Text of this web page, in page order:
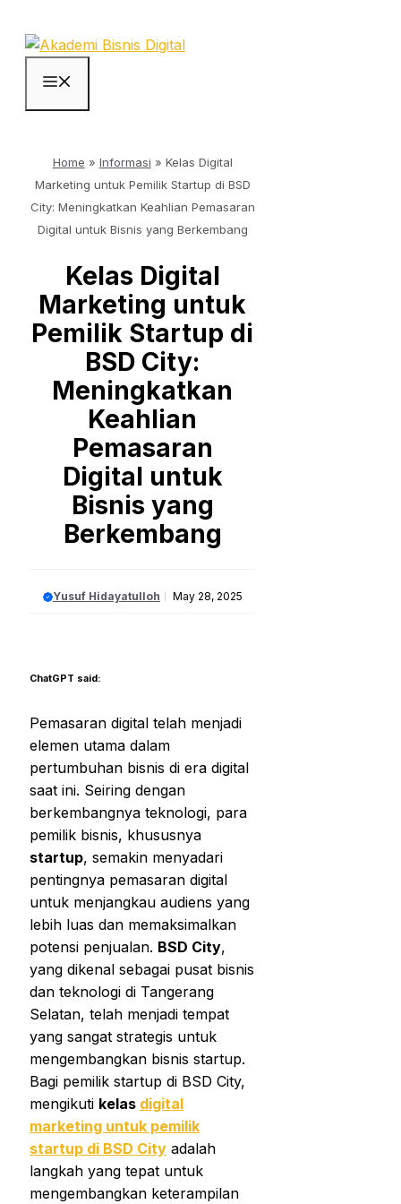
content
Home » Informasi » Kelas Digital
Marketing untuk Pemilik Startup di BSD
City: Meningkatkan Keahlian Pemasaran
Digital untuk Bisnis yang Berkembang
Kelas Digital
Marketing untuk
Pemilik Startup di
BSD City:
Meningkatkan
Keahlian
Pemasaran
Digital untuk
Bisnis yang
Berkembang
Yusuf Hidayatulloh May 28, 2025
ChatGPT said:
Pemasaran digital telah menjadi
elemen utama dalam
pertumbuhan bisnis di era digital
saat ini. Seiring dengan
berkembangnya teknologi, para
pemilik bisnis, khususnya
startup, semakin menyadari
pentingnya pemasaran digital
untuk menjangkau audiens yang
lebih luas dan memaksimalkan
potensi penjualan. BSD City,
yang dikenal sebagai pusat bisnis
dan teknologi di Tangerang
Selatan, telah menjadi tempat
yang sangat strategis untuk
mengembangkan bisnis startup.
Bagi pemilik startup di BSD City,
mengikuti kelas digital
marketing untuk pemilik
startup di BSD City adalah
langkah yang tepat untuk
mengembangkan keterampilan